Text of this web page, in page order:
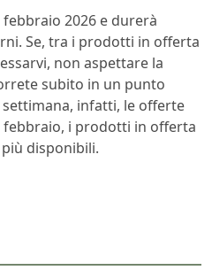
febbraio 2026 e durerà
Se, tra i prodotti in offerta
non aspettare la
subito in un punto
infatti, le offerte
febbraio, i prodotti in offerta
disponibili.